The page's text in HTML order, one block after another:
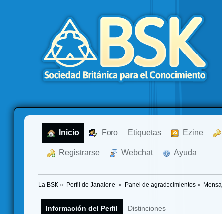
Inicio Foro Etiquetas Ezine
Registrarse Webchat Ayuda
La BSK » Perfil de Janalone » Panel de agradecimientos»
Información del Perfil Distinciones